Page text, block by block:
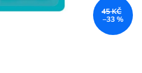
45 KČ
–33 %